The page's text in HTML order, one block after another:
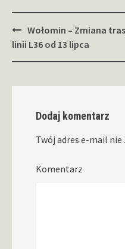
Zobacz
wpisy
Wołomin – Zmiana
linii L36 od 13 lipca
Dodaj komentarz
Twój adres e-mail
Komentarz